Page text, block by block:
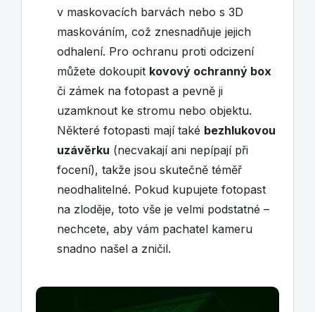
v maskovacích barvách nebo s 3D
maskováním, což znesnadňuje jejich
odhalení. Pro ochranu proti odcizení
můžete dokoupit kovový ochranný box
či zámek na fotopast a pevně ji
uzamknout ke stromu nebo objektu.
Některé fotopasti mají také bezhlukovou
uzávěrku (necvakají ani nepípají při
focení), takže jsou skutečně téměř
neodhalitelné. Pokud kupujete fotopast
na zloděje, toto vše je velmi podstatné –
nechcete, aby vám pachatel kameru
snadno našel a zničil.